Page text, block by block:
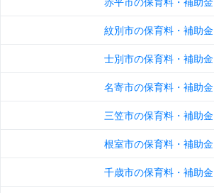
紋別市の保育料・補助金
士別市の保育料・補助金
名寄市の保育料・補助金
三笠市の保育料・補助金
根室市の保育料・補助金
千歳市の保育料・補助金